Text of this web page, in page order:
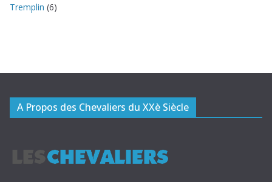
Tremplin (6)
A Propos des Chevaliers du XXè Siècle